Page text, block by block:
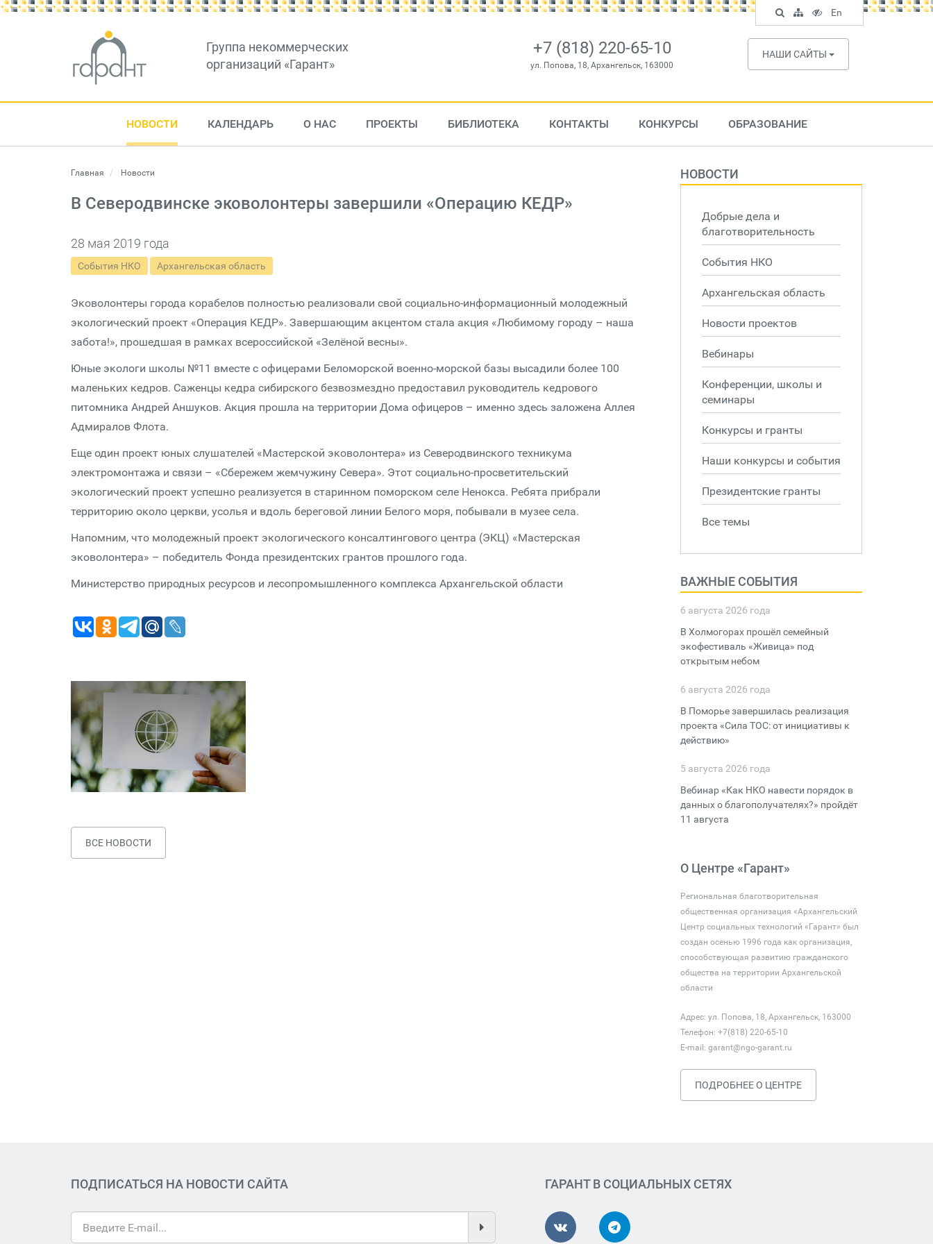
Группа некоммерческих
организаций «Гарант»
+7 (818) 220-65-10
ул. Попова, 18, Архангельск, 163000
НАШИ САЙТЫ
НОВОСТИ КАЛЕНДАРЬ О НАС ПРОЕКТЫ БИБЛИОТЕКА КОНТАКТЫ КОНКУРСЫ ОБРАЗОВАНИЕ
Главная Новости
В Северодвинске эковолонтеры завершили «Операцию КЕДР»
28 мая 2019 года
События НКО Архангельская область
Эковолонтеры города корабелов полностью реализовали свой социально-информационный молодежный
экологический проект «Операция КЕДР». Завершающим акцентом стала акция «Любимому городу – наша
забота!», прошедшая в рамках всероссийской «Зелёной весны».
Юные экологи школы №11 вместе с офицерами Беломорской военно-морской базы высадили более 100
маленьких кедров. Саженцы кедра сибирского безвозмездно предоставил руководитель кедрового
питомника Андрей Аншуков. Акция прошла на территории Дома офицеров – именно здесь заложена Аллея
Адмиралов Флота.
Еще один проект юных слушателей «Мастерской эковолонтера» из Северодвинского техникума
электромонтажа и связи – «Сбережем жемчужину Севера». Этот социально-просветительский
экологический проект успешно реализуется в старинном поморском селе Ненокса. Ребята прибрали
территорию около церкви, усолья и вдоль береговой линии Белого моря, побывали в музее села.
Напомним, что молодежный проект экологического консалтингового центра (ЭКЦ) «Мастерская
эковолонтера» – победитель Фонда президентских грантов прошлого года.
Министерство природных ресурсов и лесопромышленного комплекса Архангельской области
ВСЕ НОВОСТИ
НОВОСТИ
Добрые дела и
благотворительность
События НКО
Архангельская область
Новости проектов
Вебинары
Конференции, школы и
семинары
Конкурсы и гранты
Наши конкурсы и события
Президентские гранты
Все темы
ВАЖНЫЕ СОБЫТИЯ
6 августа 2026 года
В Холмогорах прошёл семейный
экофестиваль «Живица» под
открытым небом
6 августа 2026 года
В Поморье завершилась реализация
проекта «Сила ТОС: от инициативы к
действию»
5 августа 2026 года
Вебинар «Как НКО навести порядок в
данных о благополучателях?» пройдёт
11 августа
О Центре «Гарант»
Региональная благотворительная
общественная организация «Архангельский
Центр социальных технологий «Гарант» был
создан осенью 1996 года как организация,
способствующая развитию гражданского
общества на территории Архангельской
области
Адрес: ул. Попова, 18, Архангельск, 163000
Телефон: +7(818) 220-65-10
E-mail: garant@ngo-garant.ru
ПОДРОБНЕЕ О ЦЕНТРЕ
ПОДПИСАТЬСЯ НА НОВОСТИ САЙТА ГАРАНТ В СОЦИАЛЬНЫХ СЕТЯХ
Поиск
по
сайту
Карта
сайта
Версия
для
слабовидящих
En
English